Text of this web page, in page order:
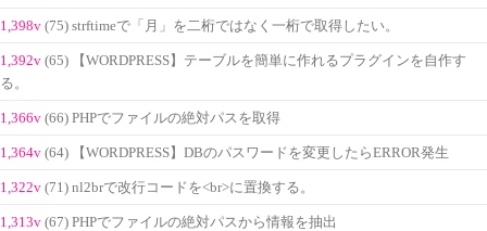
1,398v (75) strftimeで「月」を二桁ではなく一桁で取得したい。
1,392v (65) 【WORDPRESS】テーブルを簡単に作れるプラグインを自作す
る。
1,366v (66) PHPでファイルの絶対パスを取得
1,364v (64) 【WORDPRESS】DBのパスワードを変更したらERROR発生
1,322v (71) nl2brで改行コードを<br>に置換する。
1,313v (67) PHPでファイルの絶対パスから情報を抽出